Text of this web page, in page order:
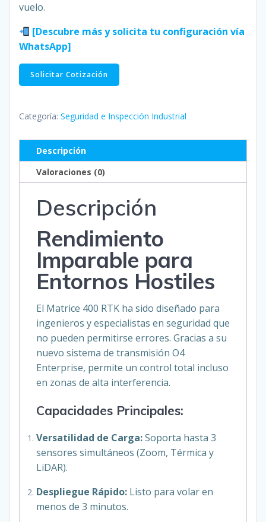
vuelo.
[Descubre más y solicita tu configuración vía
WhatsApp]
DJI
Matrice
RTK
Solicitar Cotización
Categoría: Seguridad e Inspección Industrial
Descripción
Valoraciones (0)
Descripción
Rendimiento
Imparable para
Entornos Hostiles
El Matrice 400 RTK ha sido diseñado para
ingenieros y especialistas en seguridad que
no pueden permitirse errores. Gracias a su
nuevo sistema de transmisión O4
Enterprise, permite un control total incluso
en zonas de alta interferencia.
Capacidades Principales:
Versatilidad de Carga:Soporta hasta 3
sensores simultáneos (Zoom, Térmica y
LiDAR).
Despliegue Rápido: Listo para volar en
menos de 3 minutos.